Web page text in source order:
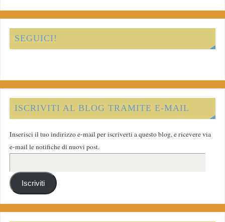
SEGUICI!
ISCRIVITI AL BLOG TRAMITE E-MAIL
Inserisci il tuo indirizzo e-mail per iscriverti a questo blog, e ricevere via
e-mail le notifiche di nuovi post.
Iscriviti